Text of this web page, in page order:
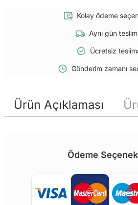
Kolay ödeme
Aynı gün
Ücretsiz
Gönderim zamanı
Ürün Açıklaması
Ödeme